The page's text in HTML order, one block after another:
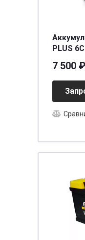
PLUS
7 500 ₽